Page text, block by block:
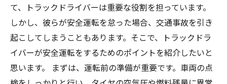
て、トラックドライバーは重要な役割を担っています。
しかし、彼らが安全運転を怠った場合、交通事故を引き
起こしてしまうこともあります。そこで、トラックドラ
イバーが安全運転をするためのポイントを紹介したいと
思います。 まずは、運転前の準備が重要です。車両の点